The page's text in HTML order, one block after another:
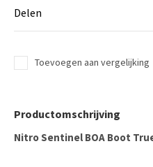
Delen
Toevoegen aan vergelijking
Productomschrijving
Nitro Sentinel BOA Boot